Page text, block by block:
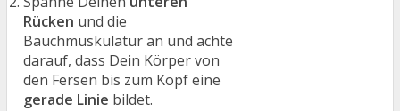
Rücken und die
Bauchmuskulatur an und achte
darauf, dass Dein Körper von
den Fersen bis zum Kopf eine
gerade Linie bildet.